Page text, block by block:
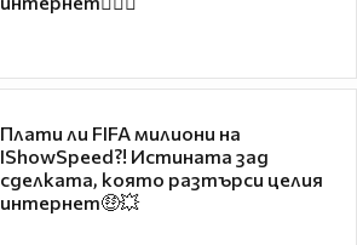
Плати ли FIFA милиони на
IShowSpeed?! Истината зад
сделката, която разтърси целия
интернет🤑💥